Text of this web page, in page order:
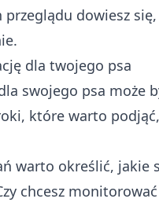
dowiesz
dla twojego psa
swojego psa może
które warto
warto określić, jakie
chcesz